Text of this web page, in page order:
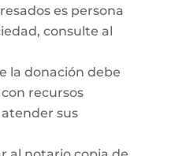
es persona
consulte al
la donación debe
recursos
sus